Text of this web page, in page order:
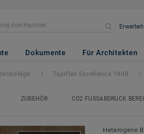
Dokumente Für Architekten
19dB -
Tapiflex Excellence 19dB
ZUBEHÖR CO2 FUSSABDRUCK
Heterogene